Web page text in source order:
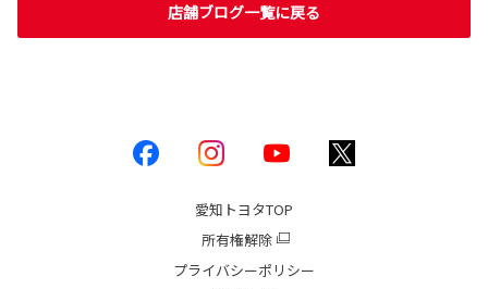
店舗ブログ一覧に戻る
愛知トヨタTOP
所有権解除
プライバシーポリシー